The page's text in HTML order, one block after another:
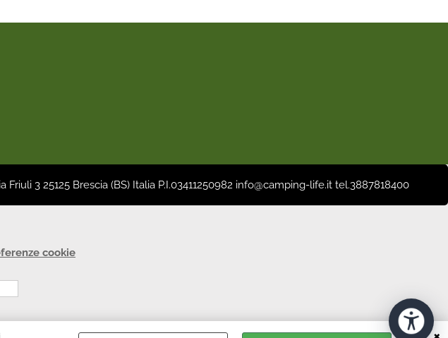
3 25125 Brescia (BS) Italia P.I.03411250982 info@camping-life.it tel.3887818400
cookie